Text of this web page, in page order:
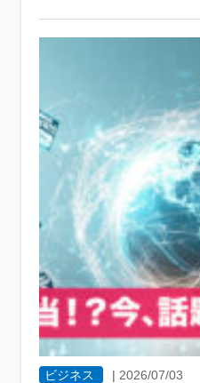
ビジネス | 2026/07/03